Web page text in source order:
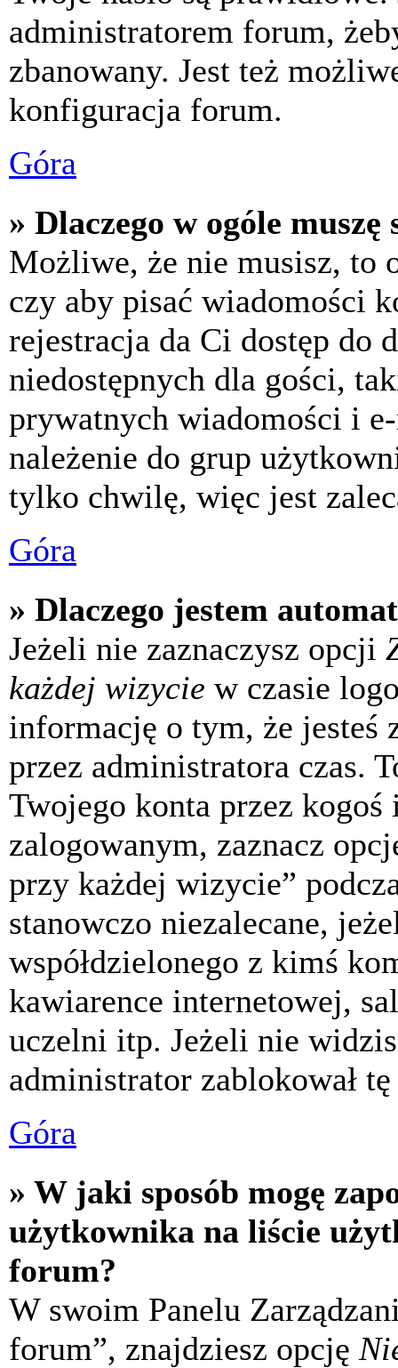
administratorem forum,
zbanowany. Jest też
konfiguracja forum.
Góra
» Dlaczego w ogóle
Możliwe, że nie musisz, to
czy aby pisać wiadomości
rejestracja da Ci dostęp do
niedostępnych dla gości,
prywatnych wiadomości i
należenie do grup
tylko chwilę, więc jest
Góra
» Dlaczego jestem
Jeżeli nie zaznaczysz opcji
każdej wizycie w czasie
informację o tym, że jesteś
przez administratora czas.
Twojego konta przez kogoś
zalogowanym, zaznacz
przy każdej wizycie”
stanowczo niezalecane,
współdzielonego z kimś
kawiarence internetowej,
uczelni itp. Jeżeli nie
administrator zablokował
Góra
» W jaki sposób mogę
użytkownika na liście
forum?
W swoim Panelu
forum”, znajdziesz opcję